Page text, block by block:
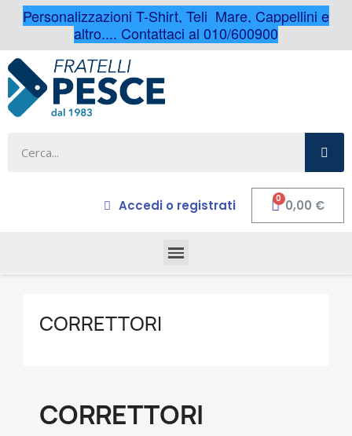
Personalizzazioni T-Shirt, Teli Mare, Cappellini e
altro.... Contattaci al 010/600900
Accedi o registrati 0,00 €
CORRETTORI
CORRETTORI